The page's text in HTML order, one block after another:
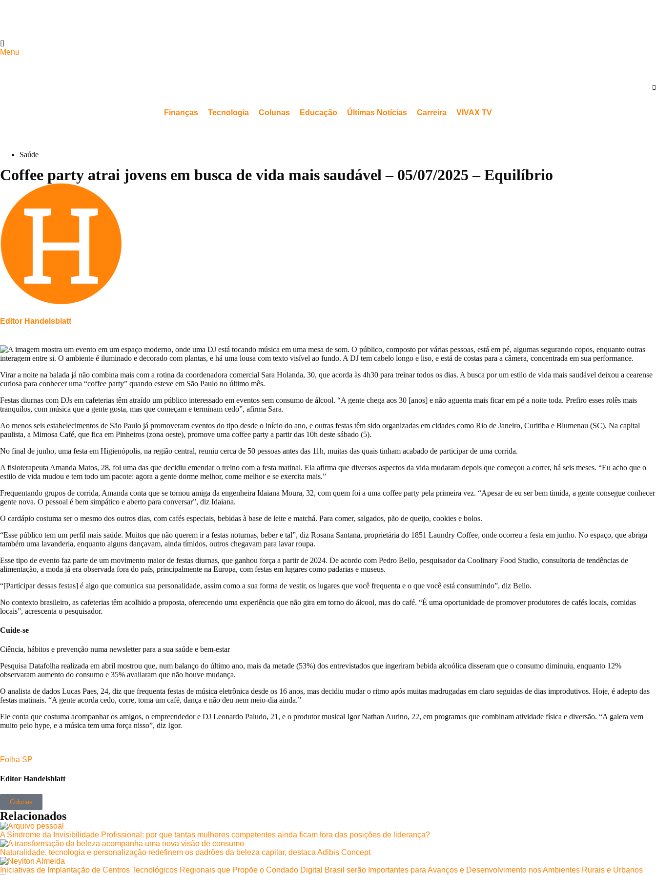
Menu
Finanças Tecnologia Colunas Educação Últimas Notícias Carreira VIVAX TV
Saúde
Coffee party atrai jovens em busca de vida mais saudável – 05/07/2025 – Equilíbrio
Editor Handelsblatt
Virar a noite na balada já não combina mais com a rotina da coordenadora comercial Sara Holanda, 30, que acorda às 4h30 para treinar todos os dias. A busca por um estilo de vida mais saudável deixou a cearense
curiosa para conhecer uma “coffee party” quando esteve em São Paulo no último mês.
Festas diurnas com DJs em cafeterias têm atraído um público interessado em eventos sem consumo de álcool. “A gente chega aos 30 [anos] e não aguenta mais ficar em pé a noite toda. Prefiro esses rolês mais
tranquilos, com música que a gente gosta, mas que começam e terminam cedo”, afirma Sara.
Ao menos seis estabelecimentos de São Paulo já promoveram eventos do tipo desde o início do ano, e outras festas têm sido organizadas em cidades como Rio de Janeiro, Curitiba e Blumenau (SC). Na capital
paulista, a Mimosa Café, que fica em Pinheiros (zona oeste), promove uma coffee party a partir das 10h deste sábado (5).
No final de junho, uma festa em Higienópolis, na região central, reuniu cerca de 50 pessoas antes das 11h, muitas das quais tinham acabado de participar de uma corrida.
A fisioterapeuta Amanda Matos, 28, foi uma das que decidiu emendar o treino com a festa matinal. Ela afirma que diversos aspectos da vida mudaram depois que começou a correr, há seis meses. “Eu acho que o
estilo de vida mudou e tem todo um pacote: agora a gente dorme melhor, come melhor e se exercita mais.”
Frequentando grupos de corrida, Amanda conta que se tornou amiga da engenheira Idaiana Moura, 32, com quem foi a uma coffee party pela primeira vez. “Apesar de eu ser bem tímida, a gente consegue conhecer
gente nova. O pessoal é bem simpático e aberto para conversar”, diz Idaiana.
O cardápio costuma ser o mesmo dos outros dias, com cafés especiais, bebidas à base de leite e matchá. Para comer, salgados, pão de queijo, cookies e bolos.
“Esse público tem um perfil mais saúde. Muitos que não querem ir a festas noturnas, beber e tal”, diz Rosana Santana, proprietária do 1851 Laundry Coffee, onde ocorreu a festa em junho. No espaço, que abriga
também uma lavanderia, enquanto alguns dançavam, ainda tímidos, outros chegavam para lavar roupa.
Esse tipo de evento faz parte de um movimento maior de festas diurnas, que ganhou força a partir de 2024. De acordo com Pedro Bello, pesquisador da Coolinary Food Studio, consultoria de tendências de
alimentação, a moda já era observada fora do país, principalmente na Europa, com festas em lugares como padarias e museus.
“[Participar dessas festas] é algo que comunica sua personalidade, assim como a sua forma de vestir, os lugares que você frequenta e o que você está consumindo”, diz Bello.
No contexto brasileiro, as cafeterias têm acolhido a proposta, oferecendo uma experiência que não gira em torno do álcool, mas do café. “É uma oportunidade de promover produtores de cafés locais, comidas
locais”, acrescenta o pesquisador.
Cuide-se
Ciência, hábitos e prevenção numa newsletter para a sua saúde e bem-estar
Pesquisa Datafolha realizada em abril mostrou que, num balanço do último ano, mais da metade (53%) dos entrevistados que ingeriram bebida alcoólica disseram que o consumo diminuiu, enquanto 12%
observaram aumento do consumo e 35% avaliaram que não houve mudança.
O analista de dados Lucas Paes, 24, diz que frequenta festas de música eletrônica desde os 16 anos, mas decidiu mudar o ritmo após muitas madrugadas em claro seguidas de dias improdutivos. Hoje, é adepto das
festas matinais. “A gente acorda cedo, corre, toma um café, dança e não deu nem meio-dia ainda.”
Ele conta que costuma acompanhar os amigos, o empreendedor e DJ Leonardo Paludo, 21, e o produtor musical Igor Nathan Aurino, 22, em programas que combinam atividade física e diversão. “A galera vem
muito pelo hype, e a música tem uma força nisso”, diz Igor.
Folha SP
Editor Handelsblatt
Colunas
Relacionados
A Síndrome da Invisibilidade Profissional: por que tantas mulheres competentes ainda ficam fora das posições de liderança?
Naturalidade, tecnologia e personalização redefinem os padrões da beleza capilar, destaca Adibis Concept
Iniciativas de Implantação de Centros Tecnológicos Regionais que Propõe o Condado Digital Brasil serão Importantes para Avanços e Desenvolvimento nos Ambientes Rurais e Urbanos